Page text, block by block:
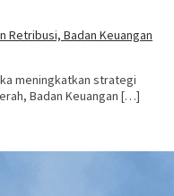
Retribusi, Badan Keuangan
meningkatkan strategi
Badan Keuangan […]